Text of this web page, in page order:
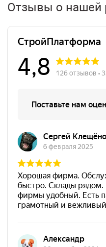
Отзывы о нашей